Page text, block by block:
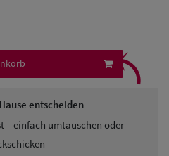
entscheiden
– einfach umtauschen oder
⤹